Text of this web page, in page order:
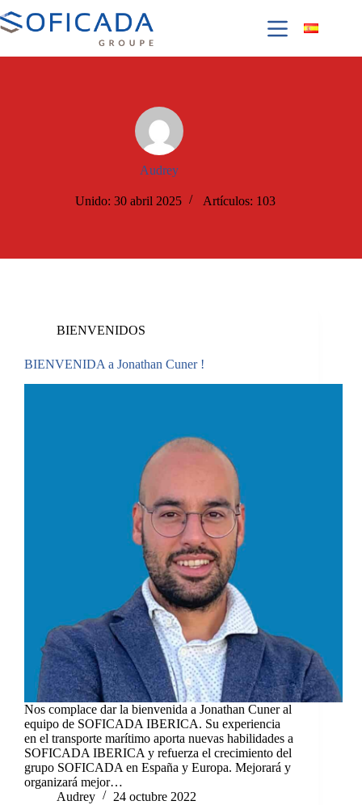
Audrey
Unido: 30 abril 2025 Artículos: 103
BIENVENIDOS
BIENVENIDA a Jonathan Cuner !
Nos complace dar la bienvenida a Jonathan Cuner al
equipo de SOFICADA IBERICA. Su experiencia
en el transporte marítimo aporta nuevas habilidades a
SOFICADA IBERICA y refuerza el crecimiento del
grupo SOFICADA en España y Europa. Mejorará y
organizará mejor…
Audrey
24 octubre 2022